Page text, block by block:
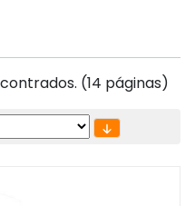
(14 páginas)